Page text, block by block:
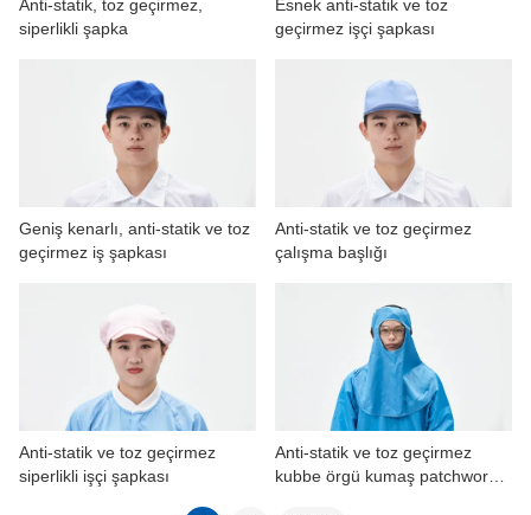
Anti-statik, toz geçirmez,
siperlikli şapka
Esnek anti-statik ve toz
geçirmez işçi şapkası
Geniş kenarlı, anti-statik ve toz
geçirmez iş şapkası
Anti-statik ve toz geçirmez
çalışma başlığı
Anti-statik ve toz geçirmez
siperlikli işçi şapkası
Anti-statik ve toz geçirmez
kubbe örgü kumaş patchwork